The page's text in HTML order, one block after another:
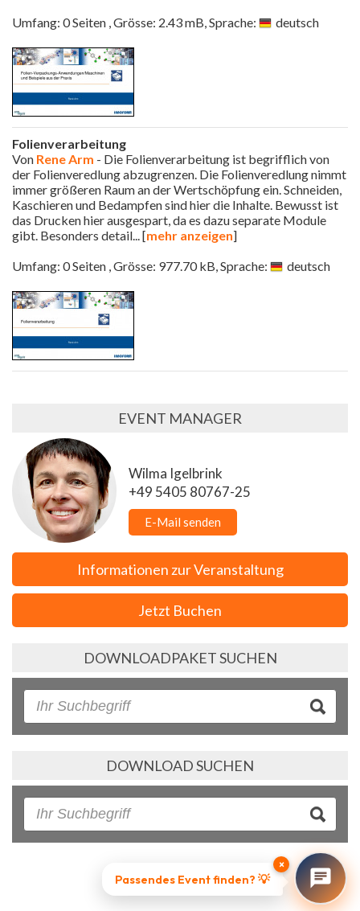
Umfang: 0 Seiten , Grösse: 2.43 mB, Sprache:
deutsch
Folienverarbeitung
Von Rene Arm - Die Folienverarbeitung ist begrifflich von
der Folienveredlung abzugrenzen. Die Folienveredlung nimmt
immer größeren Raum an der Wertschöpfung ein. Schneiden,
Kaschieren und Bedampfen sind hier die Inhalte. Bewusst ist
das Drucken hier ausgespart, da es dazu separate Module
gibt. Besonders detail... [mehr anzeigen]
Umfang: 0 Seiten , Grösse: 977.70 kB, Sprache:
deutsch
EVENT MANAGER
Wilma Igelbrink
+49 5405 80767-25
E-Mail senden
Informationen zur Veranstaltung
Jetzt Buchen
DOWNLOADPAKET SUCHEN
DOWNLOAD SUCHEN
×
Passendes Event finden? 💡